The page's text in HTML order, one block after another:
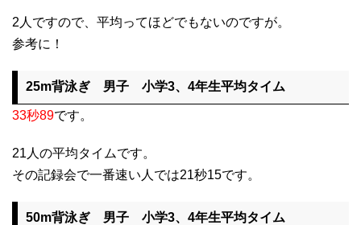
2人ですので、平均ってほどでもないのですが。
参考に！
25m背泳ぎ 男子 小学3、4年生平均タイム
33秒89です。
21人の平均タイムです。
その記録会で一番速い人では21秒15です。
50m背泳ぎ 男子 小学3、4年生平均タイム